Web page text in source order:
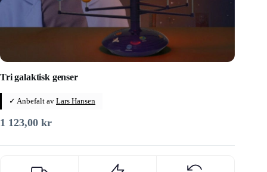
Tri galaktisk genser
✓ Anbefalt av Lars Hansen
1 123,00 kr